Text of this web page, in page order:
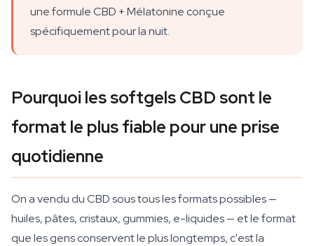
une formule CBD + Mélatonine conçue
spécifiquement pour la nuit.
Pourquoi les softgels CBD sont le
format le plus fiable pour une prise
quotidienne
On a vendu du CBD sous tous les formats possibles —
huiles, pâtes, cristaux, gummies, e-liquides — et le format
que les gens conservent le plus longtemps, c'est la